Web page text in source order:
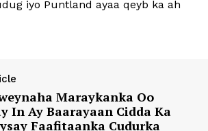
iyo Puntland ayaa qeyb ka ah
Maraykanka Oo
In Ay Baarayaan Cidda Ka
Faafitaanka Cudurka